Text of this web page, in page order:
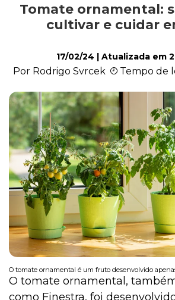
Cultivo e Manutenção
Cachorro
Outros Pets
Casa & Piscina
Jardinagem
Tomate ornamental:
cultivar e cuidar
17/02/24 | Atualizada em
Por Rodrigo Svrcek Tempo de
O tomate ornamental é um fruto desenvolvido
O tomate ornamental,
como Finestra, foi